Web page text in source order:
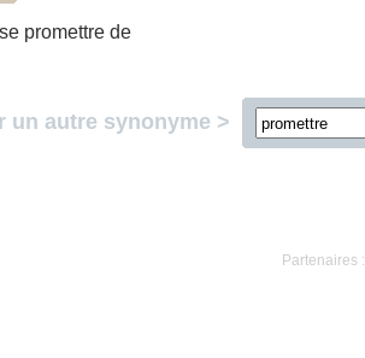
se promettre de
un autre synonyme >
Partenaires :